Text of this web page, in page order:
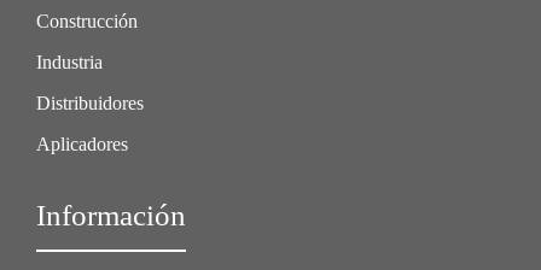
Construcción
Industria
Distribuidores
Aplicadores
Información